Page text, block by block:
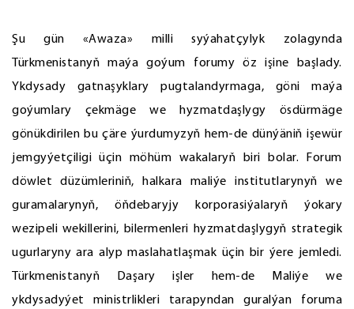
Şu gün «Awaza» milli syýahatçylyk zolagynda
Türkmenistanyň maýa goýum forumy öz işine başlady.
Ykdysady gatnaşyklary pugtalandyrmaga, göni maýa
goýumlary çekmäge we hyzmatdaşlygy ösdürmäge
gönükdirilen bu çäre ýurdumyzyň hem-de dünýäniň işewür
jemgyýetçiligi üçin möhüm wakalaryň biri bolar. Forum
döwlet düzümleriniň, halkara maliýe institutlarynyň we
guramalarynyň, öňdebaryjy korporasiýalaryň ýokary
wezipeli wekillerini, bilermenleri hyzmatdaşlygyň strategik
ugurlaryny ara alyp maslahatlaşmak üçin bir ýere jemledi.
Türkmenistanyň Daşary işler hem-de Maliýe we
ykdysadyýet ministrlikleri tarapyndan guralýan foruma